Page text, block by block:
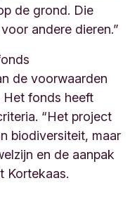
de grond. Die
andere dieren.”
de voorwaarden
Het fonds heeft
“Het project
biodiversiteit, maar
en de aanpak
Kortekaas.